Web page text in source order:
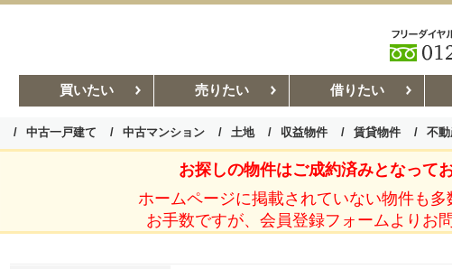
買いたい 売りたい 借りたい
中古一戸建て 中古マンション 土地 収益物件 賃貸物件 不
お部屋探しコラム 賃貸管理コ
お探しの物件はご成約済みとなってお
ホームページに掲載されていない物件も多
お手数ですが、会員登録フォームよりお